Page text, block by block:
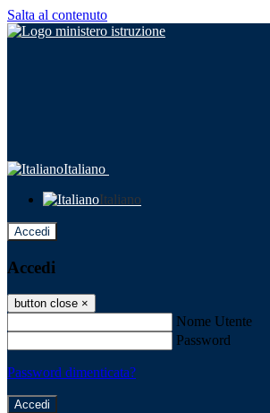
Salta al contenuto
Italiano
Italiano
Accedi
Accedi
button close ×
Nome Utente
Password
Password dimenticata?